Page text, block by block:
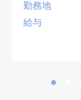
勤務地
給与